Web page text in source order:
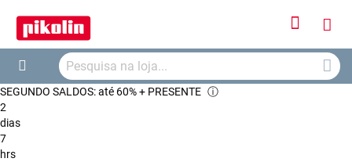
Iniciar
Meu
Search
SEGUNDO SALDOS: até 60% + PRESENTE ⓘ
2
dias
7
hrs